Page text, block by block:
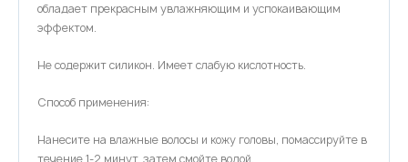
обладает прекрасным увлажняющим и успокаивающим
эффектом.
Не содержит силикон. Имеет слабую кислотность.
Способ применения:
Нанесите на влажные волосы и кожу головы, помассируйте в
течение 1-2 минут, затем смойте водой.